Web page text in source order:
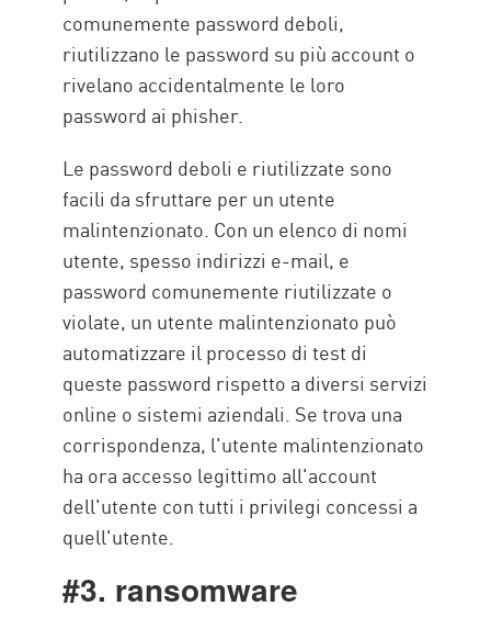
comunemente password deboli,
riutilizzano le password su più account o
rivelano accidentalmente le loro
password ai phisher.
Le password deboli e riutilizzate sono
facili da sfruttare per un utente
malintenzionato. Con un elenco di nomi
utente, spesso indirizzi e-mail, e
password comunemente riutilizzate o
violate, un utente malintenzionato può
automatizzare il processo di test di
queste password rispetto a diversi servizi
online o sistemi aziendali. Se trova una
corrispondenza, l'utente malintenzionato
ha ora accesso legittimo all'account
dell'utente con tutti i privilegi concessi a
quell'utente.
#3. ransomware